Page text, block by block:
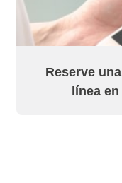
Reserve
línea